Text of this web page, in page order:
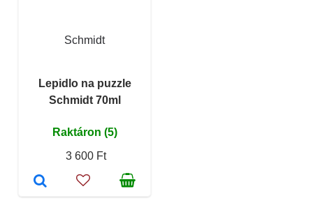
Schmidt
Lepidlo na puzzle
Schmidt 70ml
Raktáron (5)
3 600 Ft